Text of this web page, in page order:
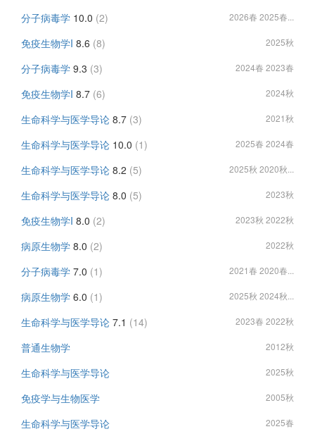
分子病毒学 10.0 (2) 2026春 2025春...
免疫生物学I 8.6 (8) 2025秋
分子病毒学 9.3 (3) 2024春 2023春
免疫生物学I 8.7 (6) 2024秋
生命科学与医学导论 8.7 (3) 2021秋
生命科学与医学导论 10.0 (1) 2025春 2024春
生命科学与医学导论 8.2 (5) 2025秋 2020秋...
生命科学与医学导论 8.0 (5) 2023秋
免疫生物学I 8.0 (2) 2023秋 2022秋
病原生物学 8.0 (2) 2022秋
分子病毒学 7.0 (1) 2021春 2020春...
病原生物学 6.0 (1) 2025秋 2024秋...
生命科学与医学导论 7.1 (14) 2023春 2022秋
普通生物学 2012秋
生命科学与医学导论 2025秋
免疫学与生物医学 2005秋
生命科学与医学导论 2025春